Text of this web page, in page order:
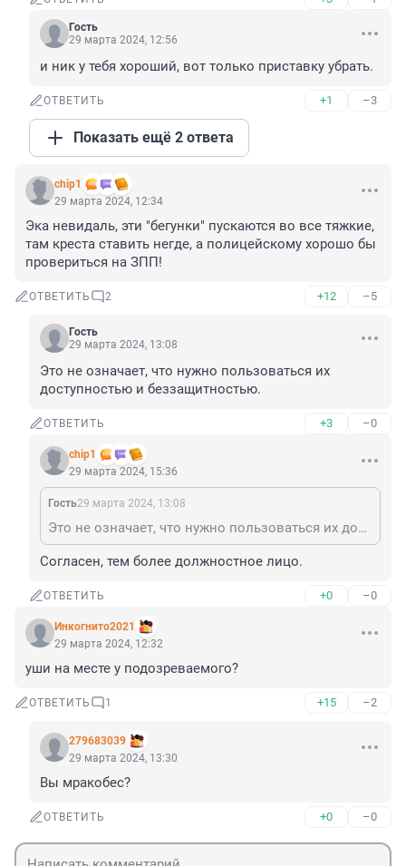
Гость
29 марта 2024, 12:56
и ник у тебя хороший, вот только приставку убрать.
ОТВЕТИТЬ +1 –3
Показать ещё 2 ответа
chip1
29 марта 2024, 12:34
Эка невидаль, эти "бегунки" пускаются во все тяжкие,
там креста ставить негде, а полицейскому хорошо бы
провериться на ЗПП!
ОТВЕТИТЬ 2 +12 –5
Гость
29 марта 2024, 13:08
Это не означает, что нужно пользоваться их
доступностью и беззащитностью.
ОТВЕТИТЬ +3 –0
chip1
29 марта 2024, 15:36
Гость29 марта 2024, 13:08
Это не означает, что нужно пользоваться их доступностью и беззащитностью.
Согласен, тем более должностное лицо.
ОТВЕТИТЬ +0 –0
Инкогнито2021
29 марта 2024, 12:32
уши на месте у подозреваемого?
ОТВЕТИТЬ 1 +15 –2
279683039
29 марта 2024, 13:30
Вы мракобес?
ОТВЕТИТЬ +0 –0